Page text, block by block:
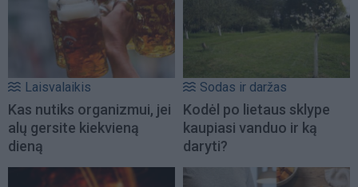
Laisvalaikis
Kas nutiks organizmui, jei
alų gersite kiekvieną
dieną
Sodas ir daržas
Kodėl po lietaus sklype
kaupiasi vanduo ir ką
daryti?